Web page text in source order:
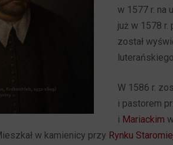
w 1577 r. na
już w 1578 r.
został
W 1586 r.
i pastorem
i Mariackim
w kamienicy przy Rynku